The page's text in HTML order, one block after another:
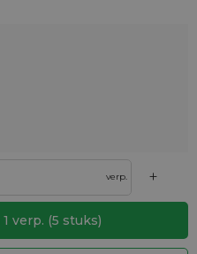
verp. +
1 verp. (5 stuks)